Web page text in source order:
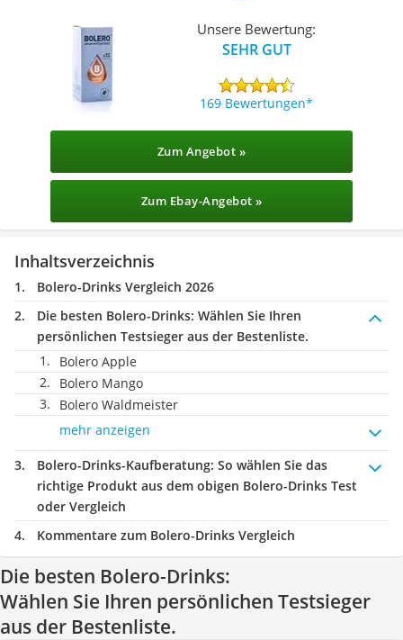
Unsere Bewertung:
SEHR GUT
169 Bewertungen
Zum Angebot »
Zum Ebay-Angebot »
Inhaltsverzeichnis
Bolero-Drinks Vergleich 2026
Die besten Bolero-Drinks: Wählen Sie Ihren
persönlichen Testsieger aus der Bestenliste.
Bolero Apple
Bolero Mango
Bolero Waldmeister
mehr anzeigen
Bolero-Drinks-Kaufberatung: So wählen Sie das
richtige Produkt aus dem obigen Bolero-Drinks Test
oder Vergleich
Kommentare zum Bolero-Drinks Vergleich
Die besten Bolero-Drinks:
Wählen Sie Ihren persönlichen Testsieger
aus der Bestenliste.